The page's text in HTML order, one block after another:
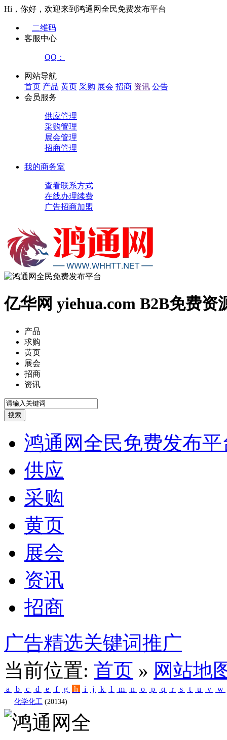
Hi，你好，欢迎来到鸿通网全民免费发布平台
二维码
客服中心
QQ：
网站导航
首页 产品 黄页 采购 展会 招商 资讯 公告
会员服务
供应管理
采购管理
展会管理
招商管理
我的商务室
查看联系方式
在线办理续费
广告招商加盟
亿华网 yiehua.com B2B免费资
产品
求购
黄页
展会
招商
资讯
鸿通网全民免费发布平
供应
采购
黄页
展会
资讯
招商
广告精选关键词推广
当前位置: 首页 » 网站地
a b c d e f g h i j k l m n o p q r s t u v w
化学化工 (20134)